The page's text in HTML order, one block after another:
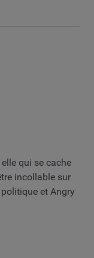
qui se cache
incollable sur
et Angry